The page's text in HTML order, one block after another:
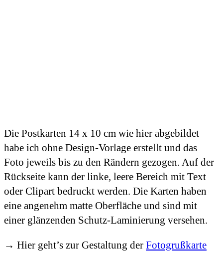
Die Postkarten 14 x 10 cm wie hier abgebildet
habe ich ohne Design-Vorlage erstellt und das
Foto jeweils bis zu den Rändern gezogen. Auf der
Rückseite kann der linke, leere Bereich mit Text
oder Clipart bedruckt werden. Die Karten haben
eine angenehm matte Oberfläche und sind mit
einer glänzenden Schutz-Laminierung versehen.
→ Hier geht’s zur Gestaltung der Fotogrußkarte